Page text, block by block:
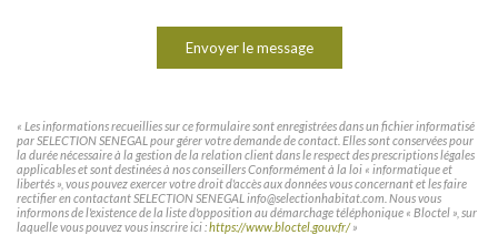
Envoyer le message
« Les informations recueillies sur ce formulaire sont enregistrées dans un fichier informatisé
par SELECTION SENEGAL pour gérer votre demande de contact. Elles sont conservées pour
la durée nécessaire à la gestion de la relation client dans le respect des prescriptions légales
applicables et sont destinées à nos conseillers Conformément à la loi « informatique et
libertés », vous pouvez exercer votre droit d'accès aux données vous concernant et les faire
rectifier en contactant SELECTION SENEGAL info@selectionhabitat.com. Nous vous
informons de l'existence de la liste d'opposition au démarchage téléphonique « Bloctel », sur
laquelle vous pouvez vous inscrire ici :https://www.bloctel.gouv.fr/»